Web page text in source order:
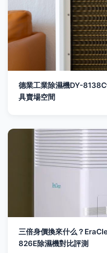
德業工業除濕機DY-
具賣場空間
三倍身價換來什么？
826E除濕機對比評測